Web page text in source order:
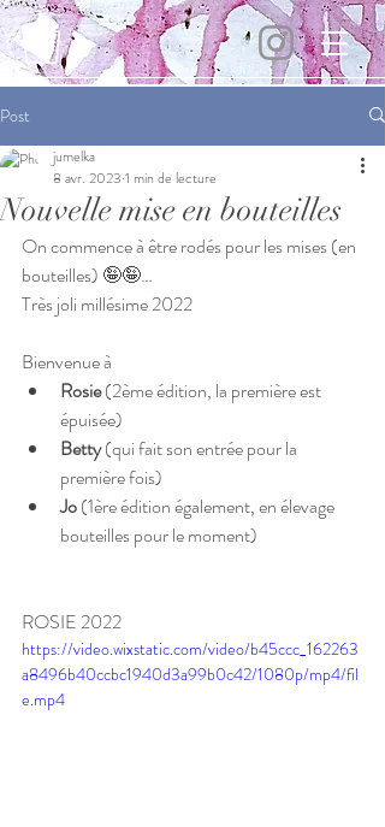
Post
Nouvelle mise en bouteilles
jumelka
8 avr. 2023 1 min de lecture
On commence à être rodés pour les mises (en
bouteilles) 🤪🤪…
Très joli millésime 2022
Bienvenue à
Rosie (2ème édition, la première est
épuisée)
Betty (qui fait son entrée pour la
première fois)
Jo (1ère édition également, en élevage
bouteilles pour le moment)
ROSIE 2022
https://video.wixstatic.com/video/b45ccc_162263
a8496b40ccbc1940d3a99b0c42/1080p/mp4/fil
e.mp4